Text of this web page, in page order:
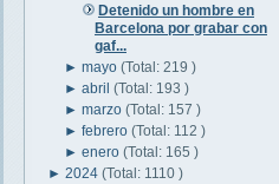
Detenido un hombre en
Barcelona por grabar con
gaf...
►mayo(Total: 219 )
►abril(Total: 193 )
►marzo(Total: 157 )
►febrero(Total: 112 )
►enero(Total: 165 )
► 2024 (Total: 1110 )